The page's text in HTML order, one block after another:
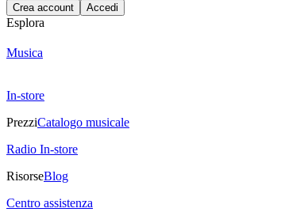
Crea account Accedi
Esplora
Musica
In-store
PrezziCatalogo musicale
Radio In-store
RisorseBlog
Centro assistenza